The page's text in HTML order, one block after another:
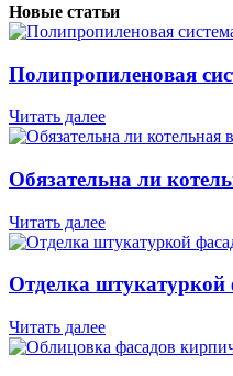
Новые статьи
Полипропиленовая
Читать далее
Обязательна ли
Читать далее
Отделка штукатуркой
Читать далее